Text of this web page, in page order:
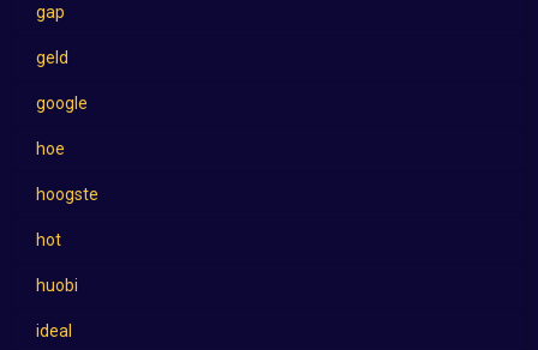
gap
geld
google
hoe
hoogste
hot
huobi
ideal